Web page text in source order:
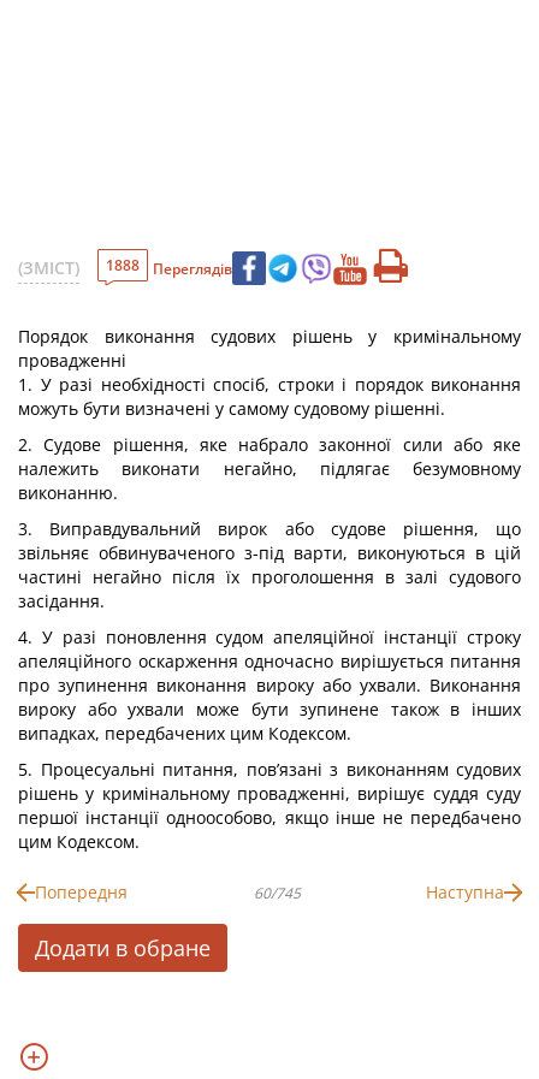
(ЗМІСТ) 1888 Переглядів
Порядок виконання судових рішень у кримінальному
провадженні
1. У разі необхідності спосіб, строки і порядок виконання
можуть бути визначені у самому судовому рішенні.
2. Судове рішення, яке набрало законної сили або яке
належить виконати негайно, підлягає безумовному
виконанню.
3. Виправдувальний вирок або судове рішення, що
звільняє обвинуваченого з-під варти, виконуються в цій
частині негайно після їх проголошення в залі судового
засідання.
4. У разі поновлення судом апеляційної інстанції строку
апеляційного оскарження одночасно вирішується питання
про зупинення виконання вироку або ухвали. Виконання
вироку або ухвали може бути зупинене також в інших
випадках, передбачених цим Кодексом.
5. Процесуальні питання, пов’язані з виконанням судових
рішень у кримінальному провадженні, вирішує суддя суду
першої інстанції одноособово, якщо інше не передбачено
цим Кодексом.
Попередня 60/745 Наступна
Додати в обране